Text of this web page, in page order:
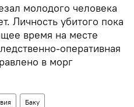
молодого человека
Личность убитого пока
время на месте
оперативная
в морг
Баку